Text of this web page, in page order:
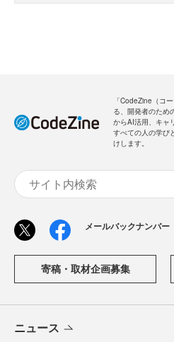
「CodeZine（コ
る、開発者のため
からAI活用、キャ
すべての人の学び
けします。
メールバックナンバー
寄稿・取材企画募集
ニュース